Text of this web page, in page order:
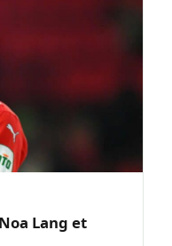
Lang et